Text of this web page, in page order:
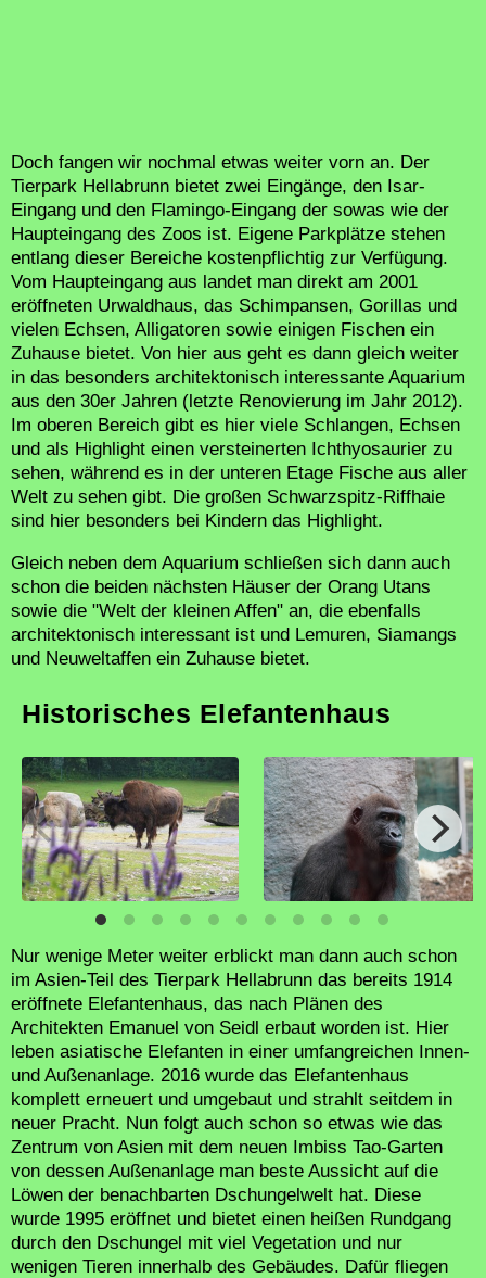
Doch fangen wir nochmal etwas weiter vorn an. Der
Tierpark Hellabrunn bietet zwei Eingänge, den Isar-
Eingang und den Flamingo-Eingang der sowas wie der
Haupteingang des Zoos ist. Eigene Parkplätze stehen
entlang dieser Bereiche kostenpflichtig zur Verfügung.
Vom Haupteingang aus landet man direkt am 2001
eröffneten Urwaldhaus, das Schimpansen, Gorillas und
vielen Echsen, Alligatoren sowie einigen Fischen ein
Zuhause bietet. Von hier aus geht es dann gleich weiter
in das besonders architektonisch interessante Aquarium
aus den 30er Jahren (letzte Renovierung im Jahr 2012).
Im oberen Bereich gibt es hier viele Schlangen, Echsen
und als Highlight einen versteinerten Ichthyosaurier zu
sehen, während es in der unteren Etage Fische aus aller
Welt zu sehen gibt. Die großen Schwarzspitz-Riffhaie
sind hier besonders bei Kindern das Highlight.
Gleich neben dem Aquarium schließen sich dann auch
schon die beiden nächsten Häuser der Orang Utans
sowie die "Welt der kleinen Affen" an, die ebenfalls
architektonisch interessant ist und Lemuren, Siamangs
und Neuweltaffen ein Zuhause bietet.
Historisches Elefantenhaus
Nur wenige Meter weiter erblickt man dann auch schon
im Asien-Teil des Tierpark Hellabrunn das bereits 1914
eröffnete Elefantenhaus, das nach Plänen des
Architekten Emanuel von Seidl erbaut worden ist. Hier
leben asiatische Elefanten in einer umfangreichen Innen-
und Außenanlage. 2016 wurde das Elefantenhaus
komplett erneuert und umgebaut und strahlt seitdem in
neuer Pracht. Nun folgt auch schon so etwas wie das
Zentrum von Asien mit dem neuen Imbiss Tao-Garten
von dessen Außenanlage man beste Aussicht auf die
Löwen der benachbarten Dschungelwelt hat. Diese
wurde 1995 eröffnet und bietet einen heißen Rundgang
durch den Dschungel mit viel Vegetation und nur
wenigen Tieren innerhalb des Gebäudes. Dafür fliegen